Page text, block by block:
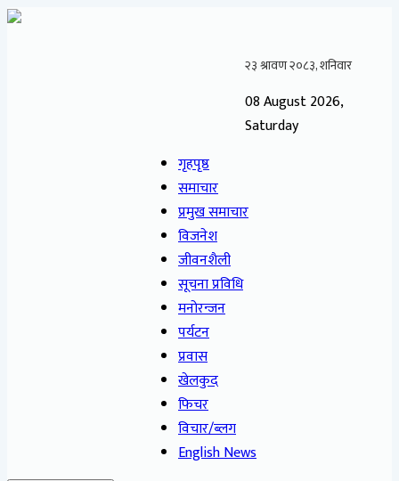
08 August 2026,
Saturday
गृहपृष्ठ
समाचार
प्रमुख समाचार
विजनेश
जीवनशैली
सूचना प्रविधि
मनोरन्जन
पर्यटन
प्रवास
खेलकुद
फिचर
विचार/ब्लग
English News